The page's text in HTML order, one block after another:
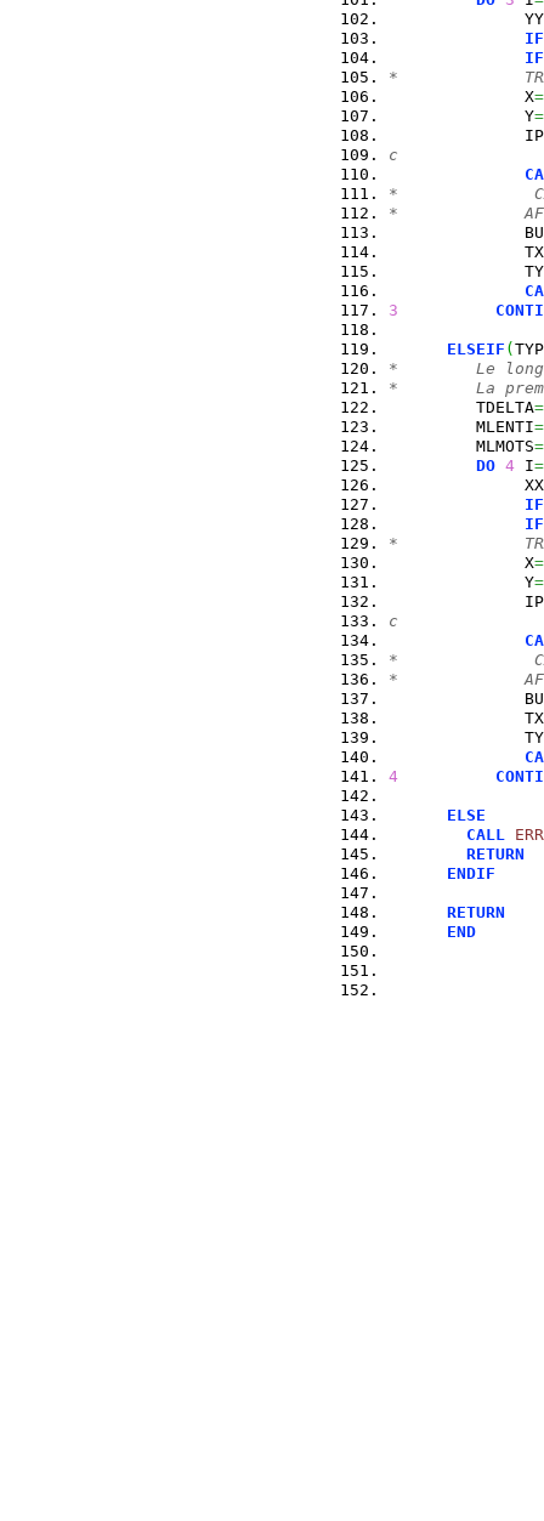
              YY
IF
IF
*
              X
=
              Y
=
c
*
*
3
ELSEIF (
*        Le long
*        La
         TDELTA
=
         MLENTI
=
         MLMOTS
=
DO 4 I=
              XX
IF
IF
*
              X
=
              Y
=
c
*
*
4
ELSE
CALL
RETURN
ENDIF
RETURN
END